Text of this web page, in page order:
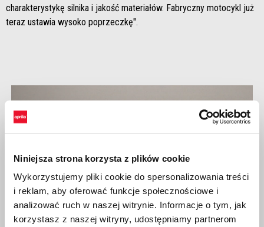
Niniejsza strona korzysta z plików cookie
Wykorzystujemy pliki cookie do spersonalizowania treści
i reklam, aby oferować funkcje społecznościowe i
analizować ruch w naszej witrynie. Informacje o tym, jak
korzystasz z naszej witryny, udostępniamy partnerom
charakterystykę silnika i jakość materiałów. Fabryczny motocykl już
teraz ustawia wysoko poprzeczkę".